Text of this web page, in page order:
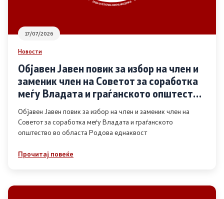
Дијалог меѓу Владата и граѓанскиот сектор
Отворени денови за иницијативи на граѓанските
организации
Финансиска поддршка
17/07/2026
Новости
Објавен Јавен повик за избор на член и
заменик член на Советот за соработка
меѓу Владата и граѓанското општество
во областа Родова еднаквост
Објавен Јавен повик за избор на член и заменик член на
Советот за соработка меѓу Владата и граѓанското
општество во областа Родова еднаквост
Прочитај повеќе